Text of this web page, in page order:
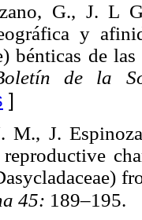
G., J. L
y
bénticas de
de la
]
M., J.
reproductive
45: 189–195.